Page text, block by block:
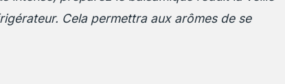
Cela permettra aux arômes de se